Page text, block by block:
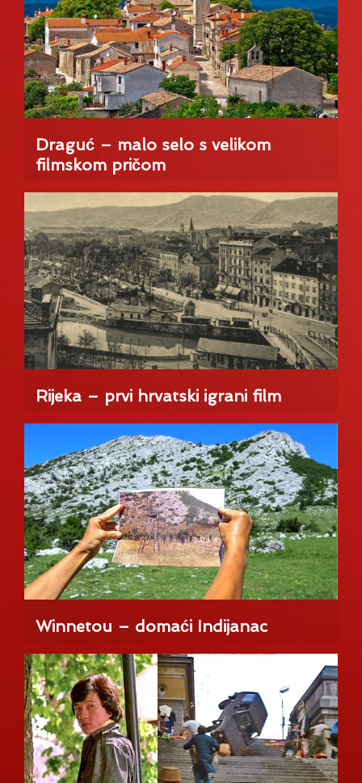
Draguć – malo selo s velikom
filmskom pričom
Rijeka – prvi hrvatski igrani film
Winnetou – domaći Indijanac